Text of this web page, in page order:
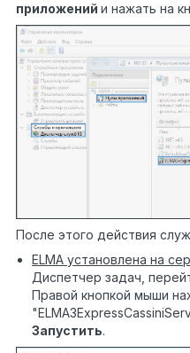
приложений и нажать на
После этого действия
ELMA установлена на
Диспетчер задач,
Правой кнопкой мыши
Запустить.